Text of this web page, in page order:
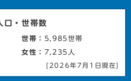
口・世帯数
世帯： 5,985世帯
女性： 7,235人
[2026年7月1日現在]